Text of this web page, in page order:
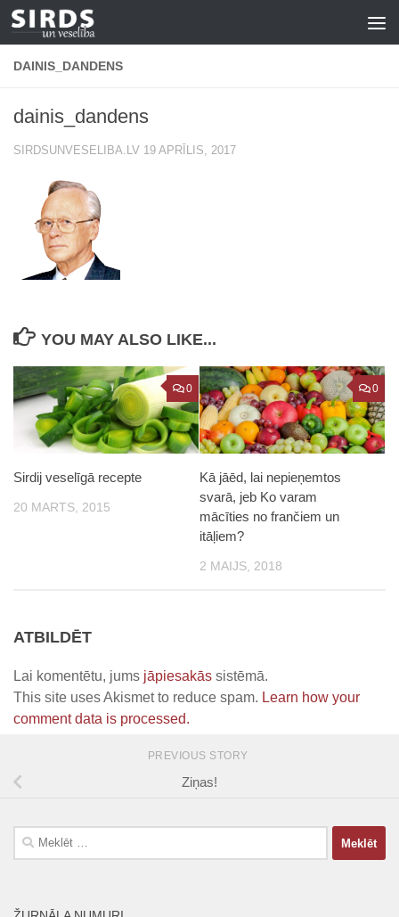
Skip to content
DAINIS_DANDENS
dainis_dandens
SIRDSUNVESELIBA.LV 19 APRĪLIS, 2017
YOU MAY ALSO LIKE...
0
Sirdij veselīgā recepte
20 MARTS, 2015
0
Kā jāēd, lai nepieņemtos
svarā, jeb Ko varam
mācīties no frančiem un
itāļiem?
2 MAIJS, 2018
ATBILDĒT
Lai komentētu, jums jāpiesakās sistēmā.
This site uses Akismet to reduce spam. Learn how your
comment data is processed.
PREVIOUS STORY
Ziņas!
Meklēt: